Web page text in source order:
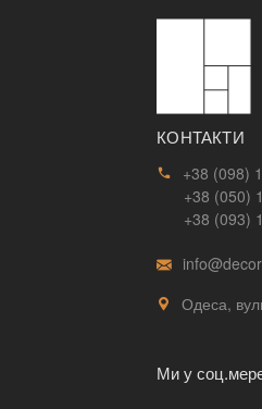
КОНТАКТИ
+38 (098)
+38 (050)
+38 (093)
Одеса,
Ми у